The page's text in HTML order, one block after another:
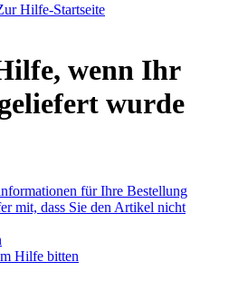
Hilfe-Startseite
wenn Ihr
wurde
für Ihre Bestellung
mit, dass Sie den Artikel nicht
Hilfe bitten